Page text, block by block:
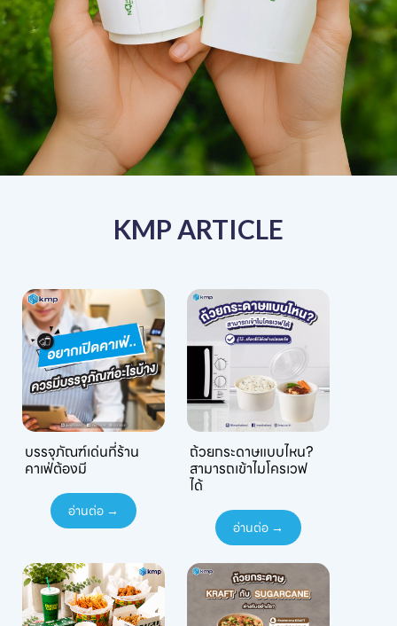
KMP ARTICLE
บรรจุภัณฑ์เด่นที่ร้าน
คาเฟ่ต้องมี
อ่านต่อ →
ถ้วยกระดาษแบบไหน?
สามารถเข้าไมโครเวฟ
ได้
อ่านต่อ →